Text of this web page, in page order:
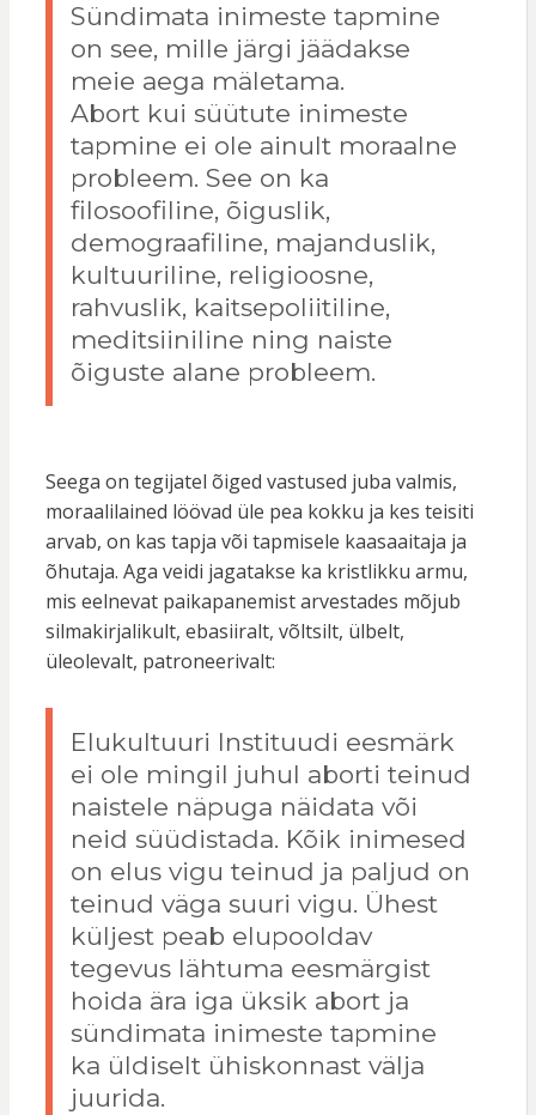
Sündimata inimeste tapmine
on see, mille järgi jäädakse
meie aega mäletama.
Abort kui süütute inimeste
tapmine ei ole ainult moraalne
probleem. See on ka
filosoofiline, õiguslik,
demograafiline, majanduslik,
kultuuriline, religioosne,
rahvuslik, kaitsepoliitiline,
meditsiiniline ning naiste
õiguste alane probleem.
Seega on tegijatel õiged vastused juba valmis,
moraalilained löövad üle pea kokku ja kes teisiti
arvab, on kas tapja või tapmisele kaasaaitaja ja
õhutaja. Aga veidi jagatakse ka kristlikku armu,
mis eelnevat paikapanemist arvestades mõjub
silmakirjalikult, ebasiiralt, võltsilt, ülbelt,
üleolevalt, patroneerivalt:
Elukultuuri Instituudi eesmärk
ei ole mingil juhul aborti teinud
naistele näpuga näidata või
neid süüdistada. Kõik inimesed
on elus vigu teinud ja paljud on
teinud väga suuri vigu. Ühest
küljest peab elupooldav
tegevus lähtuma eesmärgist
hoida ära iga üksik abort ja
sündimata inimeste tapmine
ka üldiselt ühiskonnast välja
juurida.